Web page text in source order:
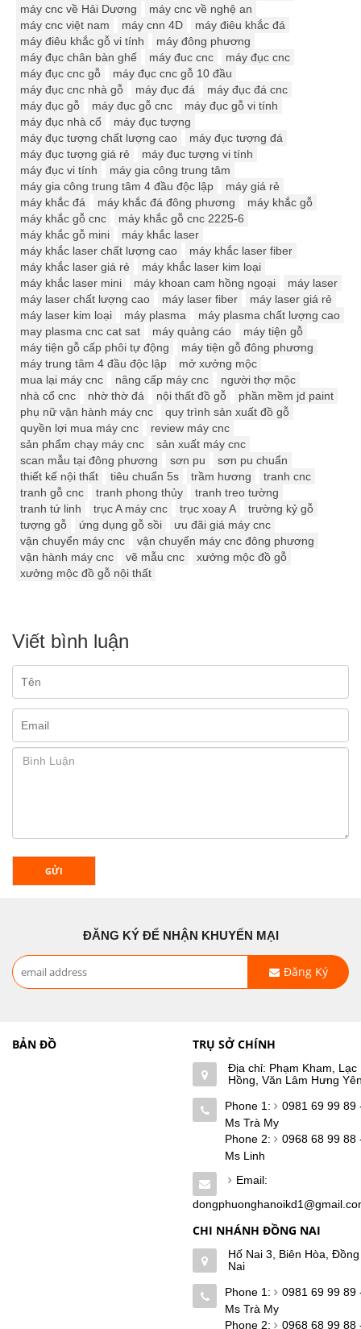
máy cnc về Hải Dương
máy cnc về nghệ an
máy cnc việt nam
máy cnn 4D
máy điêu khắc đá
máy điêu khắc gỗ vi tính
máy đông phương
máy đục chân bàn ghế
máy đuc cnc
máy đục cnc
máy đục cnc gỗ
máy đục cnc gỗ 10 đầu
máy đục cnc nhà gỗ
máy đục đá
máy đục đá cnc
máy đục gỗ
máy đục gỗ cnc
máy đục gỗ vi tính
máy đục nhà cổ
máy đục tượng
máy đục tượng chất lượng cao
máy đục tượng đá
máy đục tượng giá rẻ
máy đục tượng vi tính
máy đục vi tính
máy gia công trung tâm
máy gia công trung tâm 4 đầu độc lập
máy giá rẻ
máy khắc đá
máy khắc đá đông phương
máy khắc gỗ
máy khắc gỗ cnc
máy khắc gỗ cnc 2225-6
máy khắc gỗ mini
máy khắc laser
máy khắc laser chất lượng cao
máy khắc laser fiber
máy khắc laser giá rẻ
máy khắc laser kim loại
máy khắc laser mini
máy khoan cam hồng ngoại
máy laser
máy laser chất lượng cao
máy laser fiber
máy laser giá rẻ
máy laser kim loại
máy plasma
máy plasma chất lượng cao
may plasma cnc cat sat
máy quảng cáo
máy tiện gỗ
máy tiện gỗ cấp phôi tự động
máy tiện gỗ đông phương
máy trung tâm 4 đầu độc lập
mở xưởng mộc
mua lại máy cnc
nâng cấp máy cnc
người thợ mộc
nhà cổ cnc
nhờ thờ đá nội thất đồ gỗ
phần mềm jd paint
phụ nữ vận hành máy cnc
quy trình sản xuất đồ gỗ
quyền lợi mua máy cnc
review máy cnc
sản phẩm chạy máy cnc
sản xuất máy cnc
scan mẫu tại đông phương
sơn pu
sơn pu chuẩn
thiết kế nội thất
tiêu chuẩn 5s trầm hương
tranh cnc
tranh gỗ cnc
tranh phong thủy
tranh treo tường
tranh tứ linh
trục A máy cnc trục xoay A
trường kỷ gỗ
tượng gỗ
ứng dụng gỗ sồi
ưu đãi giá máy cnc
vận chuyển máy cnc
vận chuyển máy cnc đông phương
vận hành máy cnc
vẽ mẫu cnc
xưởng mộc đồ gỗ
xưởng mộc đồ gỗ nội thất
Viết bình luận
GỬI
ĐĂNG KÝ ĐỂ NHẬN KHUYẾN MẠI
Đăng Ký
BẢN ĐỒ TRỤ SỞ CHÍNH
Địa chỉ: Phạm Kham, Lạc
Hồng, Văn Lâm Hưng
Phone 1:
0981 69 99 89
Ms Trà My
Phone 2:
0968 68 99 88
Ms Linh
Email:
CHI NHÁNH ĐỒNG NAI
Hố Nai 3, Biên Hòa, Đồng
Nai
Phone 1:
0981 69 99 89
Ms Trà My
Phone 2:
0968 68 99 88